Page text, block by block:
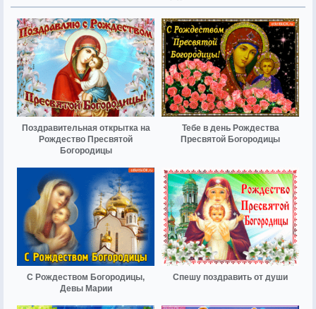
Поздравительная открытка на
Рождество Пресвятой
Богородицы
Тебе в день Рождества
Пресвятой Богородицы
С Рождеством Богородицы,
Девы Марии
Спешу поздравить от души